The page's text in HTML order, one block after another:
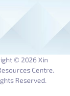
© 2026 Xin
Centre.
Reserved.